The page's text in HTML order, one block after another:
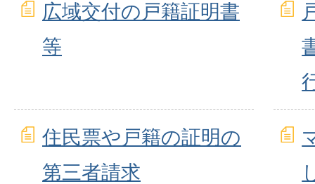
広域交付の戸籍証明書
等
住民票や戸籍の証明の
第三者請求